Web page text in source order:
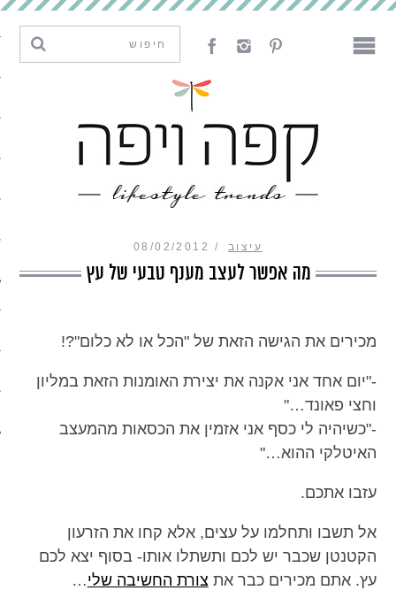
אמנות
עיצוב 08/02/2012
מה אפשר לעצב מענף טבעי של עץ
מכירים את הגישה הזאת של "הכל או לא כלום"?!
-"יום אחד אני אקנה את יצירת האומנות הזאת במליון
וחצי פאונד…"
-"כשיהיה לי כסף אני אזמין את הכסאות מהמעצב
האיטלקי ההוא…"
עזבו אתכם.
אל תשבו ותחלמו על עצים, אלא קחו את הזרעון
הקטנטן שכבר יש לכם ותשתלו אותו- בסוף יצא לכם
עץ. אתם מכירים כבר את צורת החשיבה שלי…